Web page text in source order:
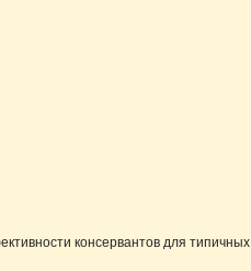
консервантов для типичных